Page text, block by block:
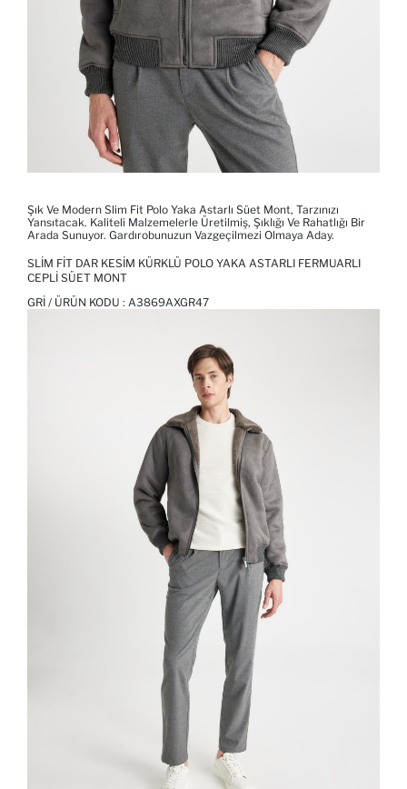
Şık Ve Modern Slim Fit Polo Yaka Astarlı Süet Mont, Tarzınızı
Yansıtacak. Kaliteli Malzemelerle Üretilmiş, Şıklığı Ve Rahatlığı Bir
Arada Sunuyor. Gardırobunuzun Vazgeçilmezi Olmaya Aday.
SLIM FIT DAR KESIM KÜRKLÜ POLO YAKA ASTARLI FERMUARLI
CEPLI SÜET MONT
GRI / ÜRÜN KODU : A3869AXGR47